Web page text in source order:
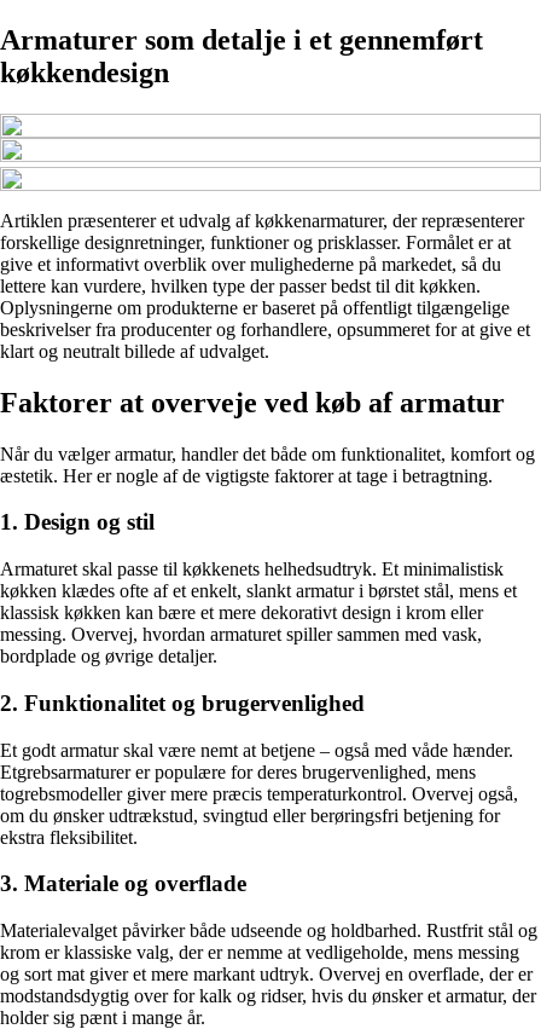
Armaturer som detalje i et gennemført
køkkendesign
Artiklen præsenterer et udvalg af køkkenarmaturer, der repræsenterer
forskellige designretninger, funktioner og prisklasser. Formålet er at
give et informativt overblik over mulighederne på markedet, så du
lettere kan vurdere, hvilken type der passer bedst til dit køkken.
Oplysningerne om produkterne er baseret på offentligt tilgængelige
beskrivelser fra producenter og forhandlere, opsummeret for at give et
klart og neutralt billede af udvalget.
Faktorer at overveje ved køb af armatur
Når du vælger armatur, handler det både om funktionalitet, komfort og
æstetik. Her er nogle af de vigtigste faktorer at tage i betragtning.
1. Design og stil
Armaturet skal passe til køkkenets helhedsudtryk. Et minimalistisk
køkken klædes ofte af et enkelt, slankt armatur i børstet stål, mens et
klassisk køkken kan bære et mere dekorativt design i krom eller
messing. Overvej, hvordan armaturet spiller sammen med vask,
bordplade og øvrige detaljer.
2. Funktionalitet og brugervenlighed
Et godt armatur skal være nemt at betjene – også med våde hænder.
Etgrebsarmaturer er populære for deres brugervenlighed, mens
togrebsmodeller giver mere præcis temperaturkontrol. Overvej også,
om du ønsker udtrækstud, svingtud eller berøringsfri betjening for
ekstra fleksibilitet.
3. Materiale og overflade
Materialevalget påvirker både udseende og holdbarhed. Rustfrit stål og
krom er klassiske valg, der er nemme at vedligeholde, mens messing
og sort mat giver et mere markant udtryk. Overvej en overflade, der er
modstandsdygtig over for kalk og ridser, hvis du ønsker et armatur, der
holder sig pænt i mange år.